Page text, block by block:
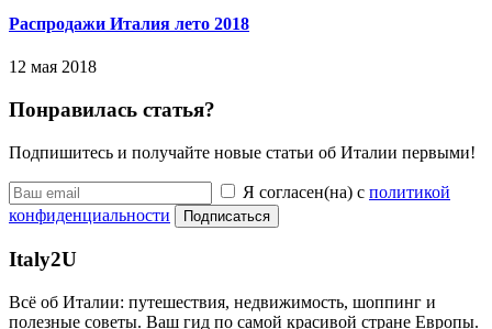
Распродажи Италия лето 2018
12 мая 2018
Понравилась статья?
Подпишитесь и получайте новые статьи об Италии первыми!
Я согласен(на) с политикой
конфиденциальности
Подписаться
Italy2U
Всё об Италии: путешествия, недвижимость, шоппинг и
полезные советы. Ваш гид по самой красивой стране Европы.